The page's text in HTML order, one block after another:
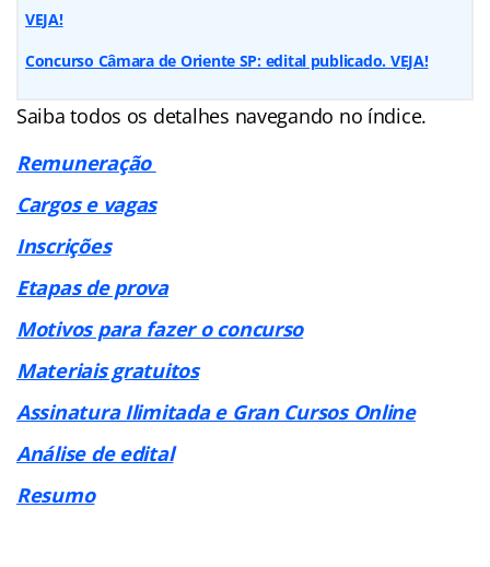
VEJA!
Concurso Câmara de Oriente SP: edital publicado. VEJA!
Saiba todos os detalhes navegando no índice.
Remuneração
Cargos e vagas
Inscrições
Etapas de prova
Motivos para fazer o concurso
Materiais gratuitos
Assinatura Ilimitada e Gran Cursos Online
Análise de edital
Resumo